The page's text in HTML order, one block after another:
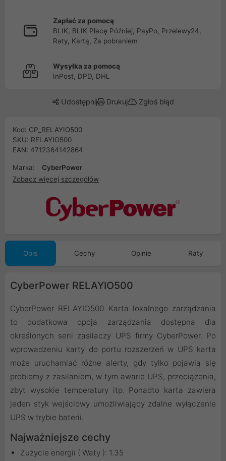
Zapłać za pomocą
BLIK, BLIK Płacę Później, PayPo, Przelewy24,
Raty, Kartą, Za pobraniem
Wysyłka za pomocą
InPost, DPD, DHL
Udostępnij Drukuj Zgłoś błąd
Kod: CP_RELAYIO500
SKU: RELAYIO500
EAN: 4712364142864
Marka:
CyberPower
Zobacz więcej szczegółów
Opis Cechy Opinie Raty
CyberPower RELAYIO500
CyberPower RELAYIO500 Karta lokalnego zarządzania
to dodatkowa opcja zarządzania dostępna dla
określonych serii zasilaczy UPS firmy CyberPower. Po
wprowadzeniu karty do portu rozszerzeń w UPS karta
może uruchamiać różne alerty, gdy tylko pojawią się
problemy z zasilaniem, w tym awarie UPS, przeciążenia,
zbyt wysokie temperatury itp. Ponadto karta zawiera
jeden styk wejściowy umożliwiający zdalne wyłączenie
UPS w trybie baterii.
Najważniejsze cechy
Zużycie energii ( Waty ): 1.35